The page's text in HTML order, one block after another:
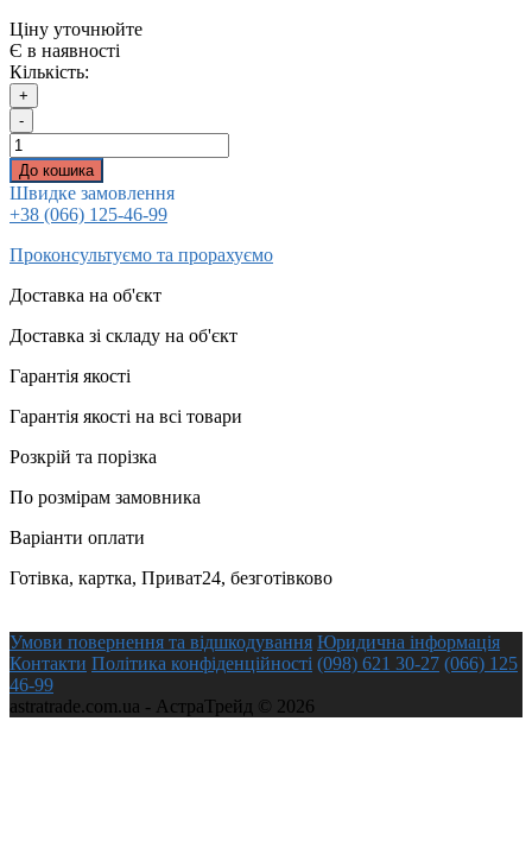
Ціну уточнюйте
Є в наявності
Кількість:
+
-
До кошика
Швидке замовлення
+38 (066) 125-46-99
Проконсультуємо та прорахуємо
Доставка на об'єкт
Доставка зі складу на об'єкт
Гарантія якості
Гарантія якості на всі товари
Розкрій та порізка
По розмірам замовника
Варіанти оплати
Готівка, картка, Приват24, безготівково
Умови повернення та відшкодування Юридична інформація
Контакти Політика конфіденційності (098) 621 30-27 (066) 125
46-99
astratrade.com.ua - АстраТрейд © 2026